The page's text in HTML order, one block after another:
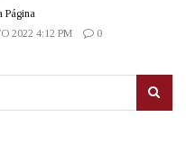
Página
2022 4:12 PM
0